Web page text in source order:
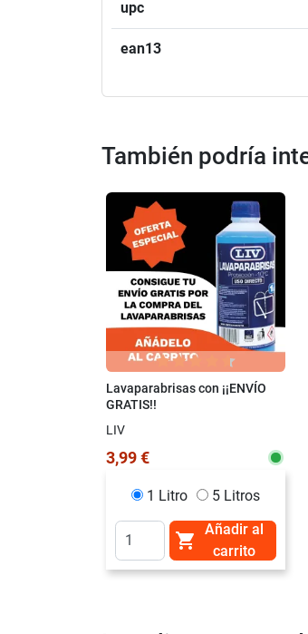
upc
ean13
También podría
Lavaparabrisas con ¡¡ENVÍO
GRATIS!!
LIV
3,99 €
1 Litro 5 Litros

Añadir al
carrito